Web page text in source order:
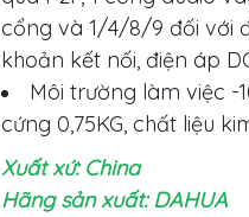
cổng và 1/4/8/9 đối với
khoản kết nối, điện áp
Môi trường làm việc -
cứng 0,75KG, chất liệu
Xuất xứ: China
Hãng sản xuất: DAHUA